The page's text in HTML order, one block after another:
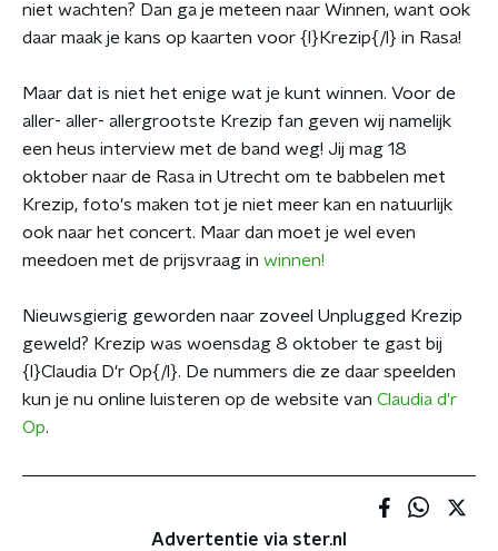
niet wachten? Dan ga je meteen naar Winnen, want ook
daar maak je kans op kaarten voor {l}Krezip{/l} in Rasa!
Maar dat is niet het enige wat je kunt winnen. Voor de
aller- aller- allergrootste Krezip fan geven wij namelijk
een heus interview met de band weg! Jij mag 18
oktober naar de Rasa in Utrecht om te babbelen met
Krezip, foto's maken tot je niet meer kan en natuurlijk
ook naar het concert. Maar dan moet je wel even
meedoen met de prijsvraag in winnen!
Nieuwsgierig geworden naar zoveel Unplugged Krezip
geweld? Krezip was woensdag 8 oktober te gast bij
{l}Claudia D'r Op{/l}. De nummers die ze daar speelden
kun je nu online luisteren op de website van Claudia d'r
Op.
Advertentie via ster.nl